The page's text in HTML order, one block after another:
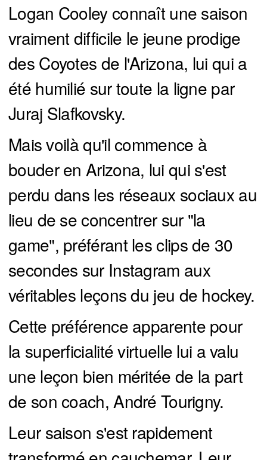
Logan Cooley connaît une saison
vraiment difficile le jeune prodige
des Coyotes de l'Arizona, lui qui a
été humilié sur toute la ligne par
Juraj Slafkovsky.
Mais voilà qu'il commence à
bouder en Arizona, lui qui s'est
perdu dans les réseaux sociaux au
lieu de se concentrer sur "la
game", préférant les clips de 30
secondes sur Instagram aux
véritables leçons du jeu de hockey.
Cette préférence apparente pour
la superficialité virtuelle lui a valu
une leçon bien méritée de la part
de son coach, André Tourigny.
Leur saison s'est rapidement